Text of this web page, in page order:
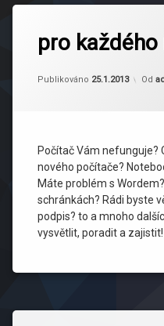
pro každého
Publikováno 25.1.2013 Od
Počítač Vám nefunguje?
nového počítače?
Máte problém s
schránkách? Rádi byste
podpis? to a mnoho
vysvětlit, poradit a zajistit!